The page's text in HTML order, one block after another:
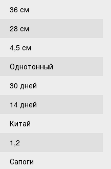
36 см
28 см
4,5 см
Однотонный
30 дней
14 дней
Китай
1,2
Сапоги